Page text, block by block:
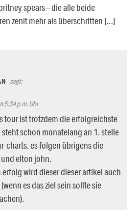
spears – die alle beide
zenit mehr als überschritten […]
sagt:
5:34 p.m. Uhr
tour ist trotzdem die erfolgreichste
steht schon monatelang an 1. stelle
charts. es folgen übrigens die
elton john.
erfolg wird dieser dieser artikel auch
es das ziel sein sollte sie